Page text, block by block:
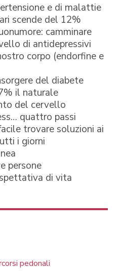
e di malattie
scende del 12%
camminare
di antidepressivi
corpo (endorfine e
del diabete
il naturale
del cervello
quattro passi
trovare soluzioni ai
i giorni
persone
di vita
pedonali